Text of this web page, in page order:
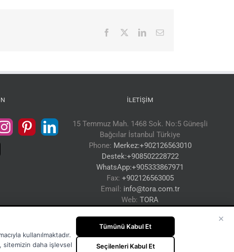
Facebook LinkedIn
E-
İLETIŞIM
15 Temmuz Mah. 1468 Sok. No:5 Güneşli
Bağcılar İstanbul Türkiye
Phone: Merkez:+902126563010
Destek:+908502228722
WhatsApp:+905333867971
Fax: +902126563005
Email: info@tora.com.tr
Web: TORA
×
kullanılmaktadır.
sitemizin daha işlevsel
Tümünü Kabul Et
Seçilenleri Kabul Et